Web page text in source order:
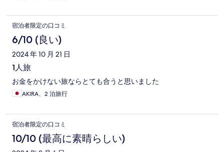
宿泊者限定の口コミ
6/10 (良い)
2024 年 10 月 21 日
1人旅
お金をかけない旅ならとても合うと思いました
AKIRA、2 泊旅行
宿泊者限定の口コミ
10/10 (最高に素晴らしい)